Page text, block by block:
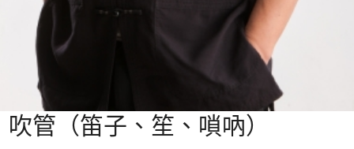
吹管（笛子、笙、嗩吶）